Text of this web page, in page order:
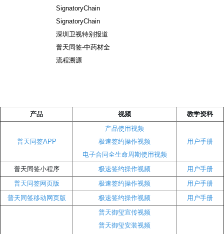
SignatoryChain
SignatoryChain
深圳卫视特别报道
普天同签-中药材全
流程溯源
产品 视频 教学资料
普天同签APP
产品使用视频
极速签约操作视频
电子合同全生命周期使用视频
用户手册
普天同签小程序 极速签约操作视频
用户手册
普天同签网页版
极速签约操作视频
用户手册
普天同签移动网页版
极速签约操作视频 用户手册
普天御玺宣传视频
普天御玺安装视频